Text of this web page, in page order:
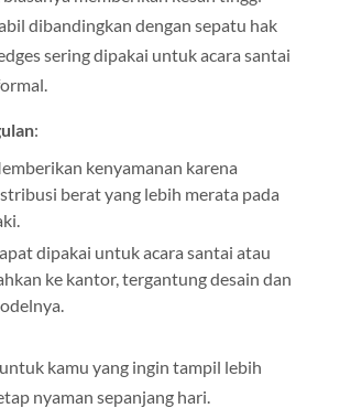
dibandingkan dengan sepatu hak
sering dipakai untuk acara santai
:
kenyamanan karena
berat yang lebih merata pada
dipakai untuk acara santai atau
ke kantor, tergantung desain dan
kamu yang ingin tampil lebih
nyaman sepanjang hari.